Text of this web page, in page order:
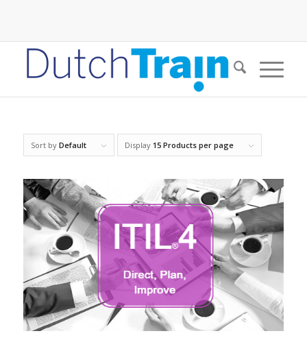
Sort by Default Display 15 Products per page